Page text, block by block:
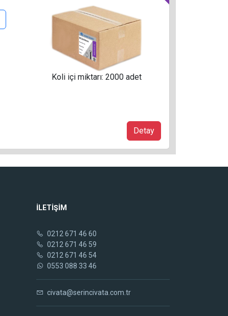
Detay
Koli içi miktarı: 2000 adet
İLETİŞİM
0212 671 46 60
0212 671 46 59
0212 671 46 54
0553 088 33 46
civata@serincivata.com.tr